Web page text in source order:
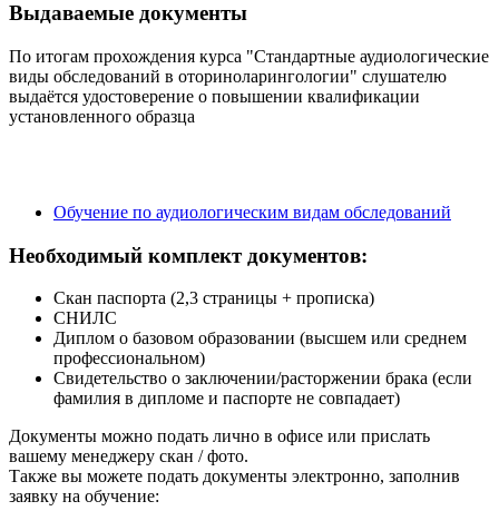
Выдаваемые документы
По итогам прохождения курса "Стандартные аудиологические
виды обследований в оториноларингологии" слушателю
выдаётся удостоверение о повышении квалификации
установленного образца
Обучение по аудиологическим видам обследований
Необходимый комплект документов:
Скан паспорта (2,3 страницы + прописка)
СНИЛС
Диплом о базовом образовании (высшем или среднем
профессиональном)
Свидетельство о заключении/расторжении брака (если
фамилия в дипломе и паспорте не совпадает)
Документы можно подать лично в офисе или прислать
вашему менеджеру скан / фото.
Также вы можете подать документы электронно, заполнив
заявку на обучение: